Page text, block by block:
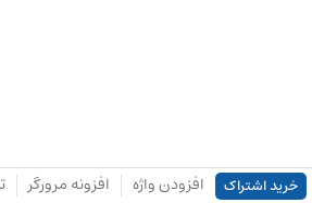
خرید اشتراک افزودن واژه افزونه مرورگر